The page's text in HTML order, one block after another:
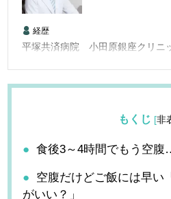
経歴
平塚共済病院 小田原銀座クリニ
もくじ [非
食後3～4時間でもう空腹
空腹だけどご飯には早い
がいい？」